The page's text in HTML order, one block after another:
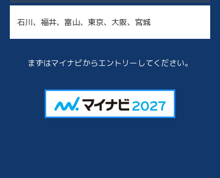
研修制度・福利厚生
エントリー
石川、福井、富山、東京、大阪、宮城
まずはマイナビからエントリーしてください。